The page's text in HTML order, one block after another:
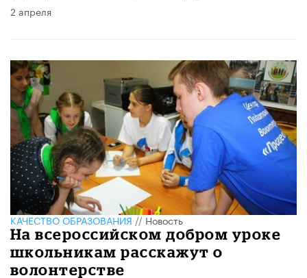
2 апреля
КАЧЕСТВО ОБРАЗОВАНИЯ//Новость
На всероссийском добром уроке
школьникам расскажут о
волонтерстве